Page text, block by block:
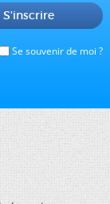
Se souvenir de moi ?
S'inscrire